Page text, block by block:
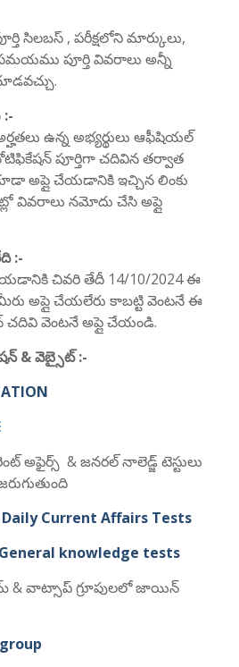
సిలబస్ , పరీక్షలోని మార్కులు,
పూర్తి వివరాలు అన్నీ
ఉన్న అభ్యర్థులు ఆఫీషియల్
పూర్తిగా చదివిన తర్వాత
అప్లై చేయడానికి ఇచ్చిన లింకు
వివరాలు నమోదు చేసి అప్లై
:-
చివరి తేదీ 14/10/2024 ఈ
అప్లై చేయలేరు కాబట్టి వెంటనే ఈ
చదివి వెంటనే అప్లై చేయండి.
& వెబ్సైట్ :-
అఫైర్స్ & జనరల్ నాలెడ్జ్ టెస్టులు
Daily Current Affairs Tests
General knowledge tests
& వాట్సాప్ గ్రూపులలో జాయిన్